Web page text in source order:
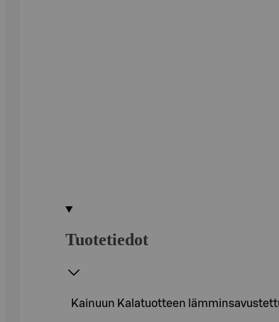
Tuotetiedot
Kainuun Kalatuotteen